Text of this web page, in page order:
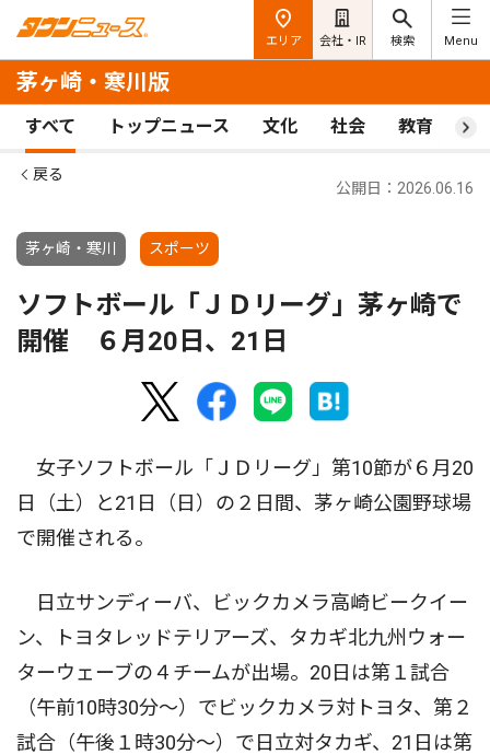
エリア 会社・IR 検索 Menu
茅ヶ崎・寒川版
すべて トップニュース 文化 社会 教育 ス
戻る
茅ヶ崎・寒川 スポーツ
公開日：2026.06.16
ソフトボール「ＪＤリーグ」茅ヶ崎で
開催 ６月20日、21日
女子ソフトボール「ＪＤリーグ」第10節が６月20
日（土）と21日（日）の２日間、茅ヶ崎公園野球場
で開催される。
日立サンディーバ、ビックカメラ高崎ビークイー
ン、トヨタレッドテリアーズ、タカギ北九州ウォー
ターウェーブの４チームが出場。20日は第１試合
（午前10時30分〜）でビックカメラ対トヨタ、第２
試合（午後１時30分〜）で日立対タカギ、21日は第